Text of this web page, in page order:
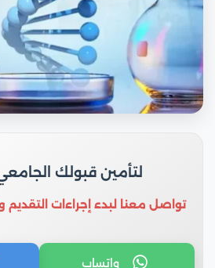
لتأمين قبولك
تواصل معنا لبدء إجراءات التقديم
واتساب